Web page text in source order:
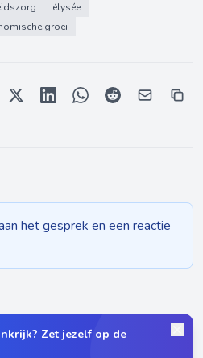
élysée
groei
het gesprek en een reactie
Zet jezelf op de